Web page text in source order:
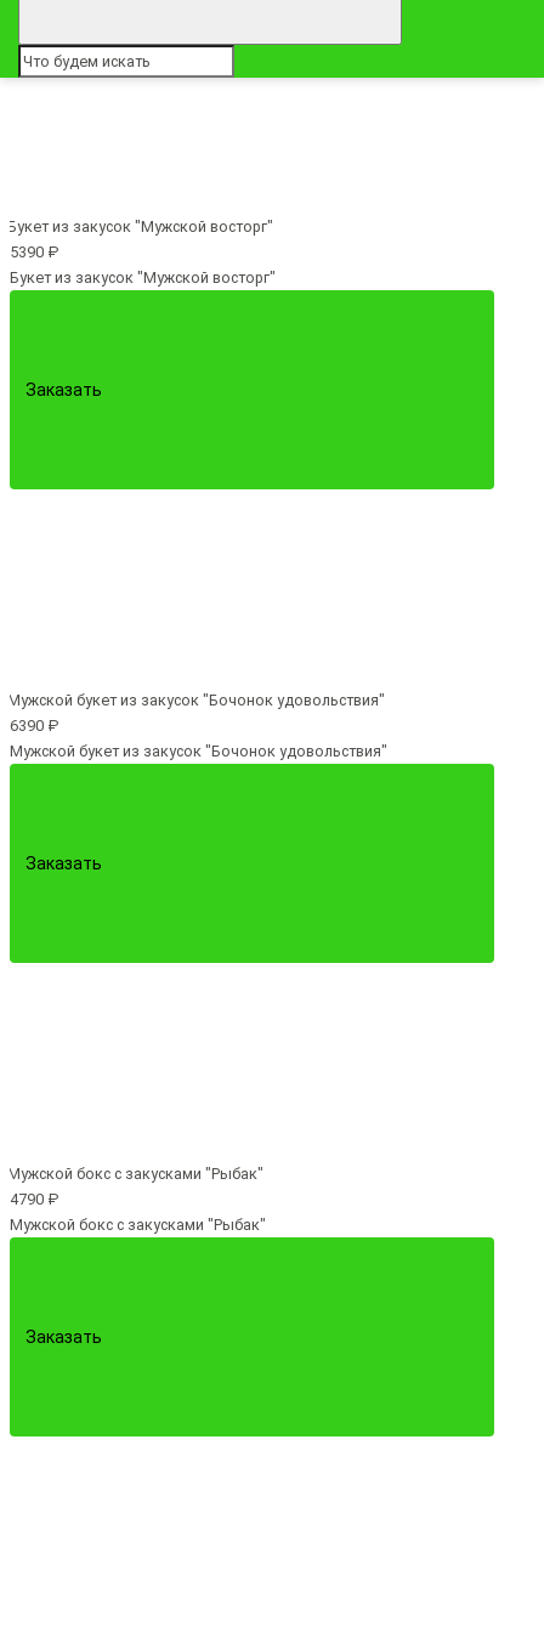
5390 ₽
Букет из закусок "Мужской восторг"
Заказать
6390 ₽
Мужской букет из закусок "Бочонок удовольствия"
Заказать
4790 ₽
Мужской бокс с закусками "Рыбак"
Заказать